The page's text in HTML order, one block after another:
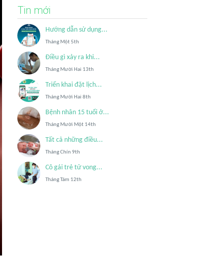
Tin mới
Hướng dẫn sử dụng...
Tháng Một 5th
Điều gì xảy ra khi...
Tháng Mười Hai 13th
Triển khai đặt lịch...
Tháng Mười Hai 8th
Bệnh nhân 15 tuổi ở...
Tháng Mười Một 14th
Tất cả những điều...
Tháng Chín 9th
Cô gái trẻ tử vong...
Tháng Tám 12th